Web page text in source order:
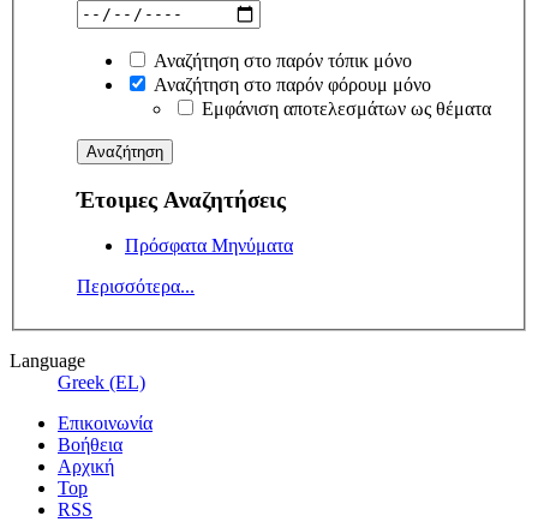
Αναζήτηση στο παρόν τόπικ μόνο
Αναζήτηση στο παρόν φόρουμ μόνο
Εμφάνιση αποτελεσμάτων ως θέματα
Έτοιμες Αναζητήσεις
Πρόσφατα Μηνύματα
Περισσότερα...
Language
Greek (EL)
Επικοινωνία
Βοήθεια
Αρχική
Top
RSS